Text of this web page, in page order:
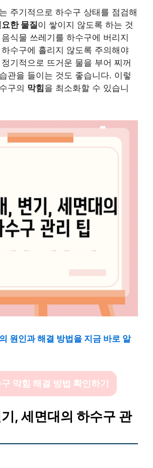
주기적으로 하수구 상태를 점검해
한 물질이 쌓이지 않도록 하는 것
식물 쓰레기를 하수구에 버리지
수구에 흘리지 않도록 주의해야
기적으로 뜨거운 물을 부어 찌꺼
관을 들이는 것도 좋습니다. 이렇
구의 막힘을 최소화할 수 있습니
원인과 해결 방법을 지금 바로 알
막힘 해결 방법 확인하기
, 세면대의 하수구 관